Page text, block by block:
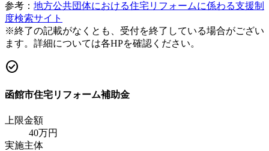
参考： 地方公共団体における住宅リフォームに係わる支援制
度検索サイト
※終了の記載がなくとも、受付を終了している場合がござい
ます。詳細については各HPを確認ください。
check_circle
函館市住宅リフォーム補助金
上限金額
40万円
実施主体